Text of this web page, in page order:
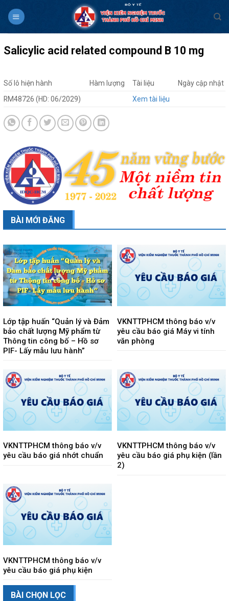
Salicylic acid related compound B 10 mg
Số lô hiện hành Hàm lượng Tài liệu
Ngày cập nhật
RM48726 (HD: 06/2029)
Xem tài liệu
BÀI MỚI ĐĂNG
Lớp tập huấn “Quản lý và Đảm
bảo chất lượng Mỹ phẩm từ
Thông tin công bố – Hồ sơ
PIF- Lấy mẫu lưu hành”
VKNTTPHCM thông báo v/v
yêu cầu báo giá Máy vi tính
văn phòng
VKNTTPHCM thông báo v/v
yêu cầu báo giá nhớt chuẩn
VKNTTPHCM thông báo v/v
yêu cầu báo giá phụ kiện (lần
2)
VKNTTPHCM thông báo v/v
yêu cầu báo giá phụ kiện
BÀI CHỌN LỌC